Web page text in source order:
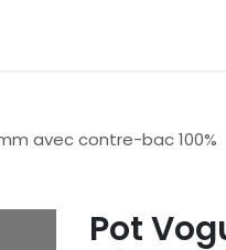
avec contre-bac 100%
Pot